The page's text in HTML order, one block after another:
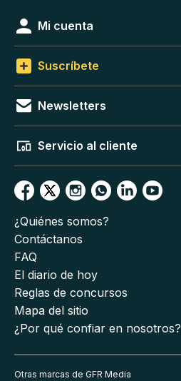
Mi cuenta
Suscríbete
Newsletters
Servicio al cliente
¿Quiénes somos?
Contáctanos
FAQ
El diario de hoy
Reglas de concursos
Mapa del sitio
¿Por qué confiar en nosotros?
Otras marcas de GFR Media